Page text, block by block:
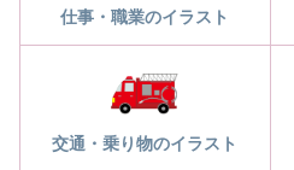
仕事・職業のイラスト
交通・乗り物のイラスト